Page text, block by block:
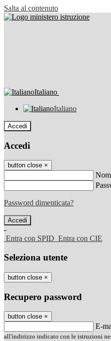
Salta al contenuto
Italiano
Italiano
Accedi
Accedi
button close ×
Password dimenticata?
-
Entra con SPID Entra con CIE
Seleziona utente
button close ×
Recupero password
button close ×
E-
all'indirizzo indicato con le istruzioni